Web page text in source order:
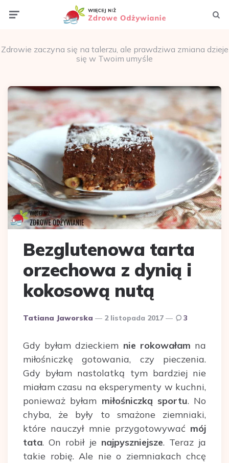
Zdrowie zaczyna się na talerzu, ale prawdziwa zmiana dzieje
się w Twoim umyśle
Bezglutenowa tarta
orzechowa z dynią i
kokosową nutą
Dodane
Tatiana Jaworska 2 listopada 2017 3
Gdy byłam dzieckiem nie rokowałam na
miłośniczkę gotowania, czy pieczenia.
Gdy byłam nastolatką tym bardziej nie
miałam czasu na eksperymenty w kuchni,
ponieważ byłam miłośniczką sportu. No
chyba, że były to smażone ziemniaki,
które nauczył mnie przygotowywać mój
tata. On robił je najpyszniejsze. Teraz ja
takie robię. Ale nie o ziemniakach chcę